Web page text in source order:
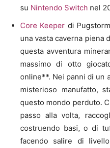
su Nintendo Switch nel
Core Keeper di
una vasta caverna piena
questa avventura
massimo di otto
online**. Nei panni di un
misterioso manufatto,
questo mondo perduto.
passo alla volta,
costruendo basi, o di
facendo salire di